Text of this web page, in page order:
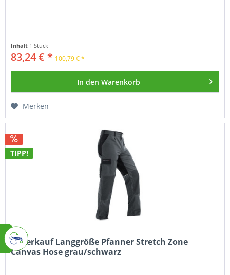
Inhalt 1 Stück
83,24 € * 100,79 € *
In den Warenkorb
Merken
TIPP!
Abverkauf Langgröße Pfanner Stretch Zone
Canvas Hose grau/schwarz